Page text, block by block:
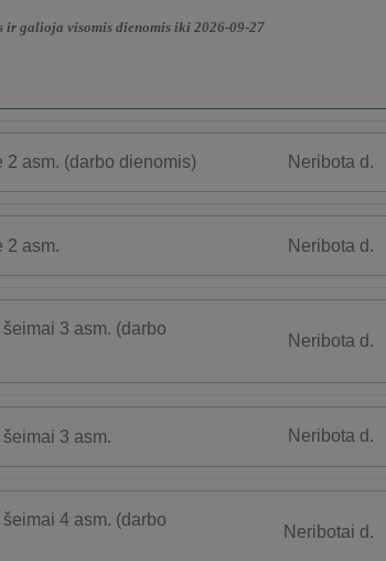
ir galioja visomis dienomis iki 2026-09-27
asm. (darbo dienomis) Neribota d.
2 asm. Neribota d.
3 asm. (darbo
Neribota d.
3 asm. Neribota d.
4 asm. (darbo
Neribotai d.